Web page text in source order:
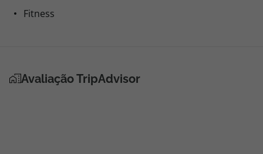
Fitness
Avaliação TripAdvisor